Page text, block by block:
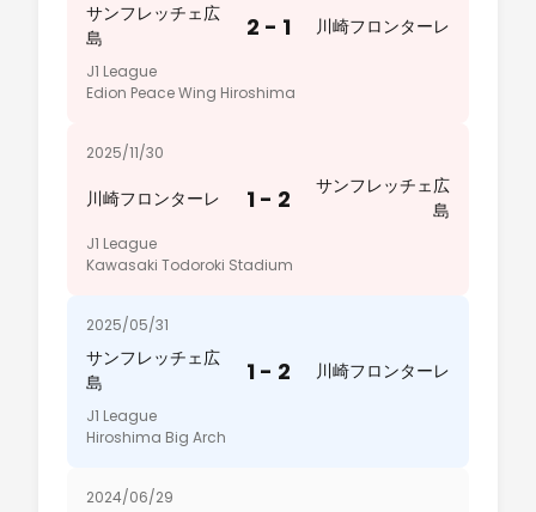
サンフレッチェ広
島
2 - 1 川崎フロンターレ
J1 League
Edion Peace Wing Hiroshima
2025/11/30
川崎フロンターレ 1 - 2
サンフレッチェ広
島
J1 League
Kawasaki Todoroki Stadium
2025/05/31
サンフレッチェ広
島
1 - 2 川崎フロンターレ
J1 League
Hiroshima Big Arch
2024/06/29